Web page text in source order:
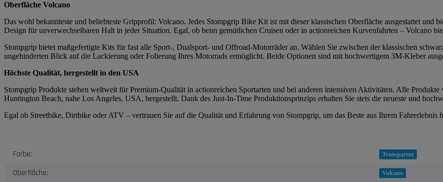
Oberfläche Volcano
Das wohl bekannteste und beliebteste Gripprofil: Volcano. Jedes Stompgrip Bike Kit ist mit dieser klassischen Oberfläche ausgestattet und
Design für unverwechselbaren Halt in jeder Situation. Egal, ob beim gemütlichen Cruisen oder in actionreichen Kurvenfahrten – Volcano
Stompgrip bietet maßgefertigte Kits für fast alle Sport-, Dualsport- und Offroad-Motorräder an. Wählen Sie zwischen der klassischen
ungehinderten Blick auf die Lackierung oder Folierung Ihres Motorrads ermöglicht. Beide Optionen sind mit hochwertigem 3M-Kleber
Höchste Qualität, hergestellt in den USA
Stompgrip Produkte stehen weltweit für Premium-Qualität in actionreichen Sportarten und bei anderen intensiven Aktivitäten. Alle
Huntington Beach, nahe Los Angeles, USA, hergestellt. Dank des Just-In-Time Produktionsprinzips erhalten Sie stets die neueste und
Egal ob Streetbike, Dirtbike oder ATV – vertrauen Sie auf die Qualität und Erfahrung von Stompgrip, um das Beste aus Ihrem Fahrerlebnis
Produkteigenschaft
Wert
Farbe: Transparent
Oberfläche: Vulcano